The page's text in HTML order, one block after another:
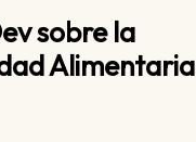
sobre la
Alimentaria